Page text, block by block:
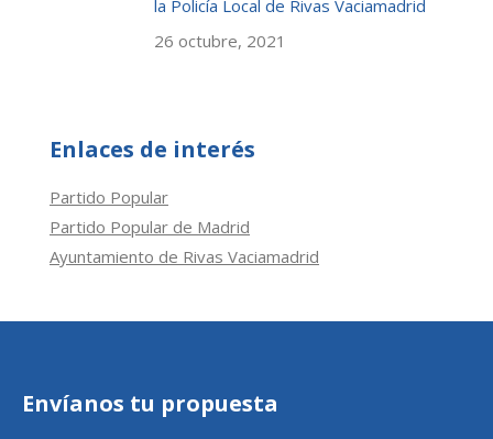
la Policía Local de Rivas Vaciamadrid
26 octubre, 2021
Enlaces de interés
Partido Popular
Partido Popular de Madrid
Ayuntamiento de Rivas Vaciamadrid
Envíanos tu propuesta